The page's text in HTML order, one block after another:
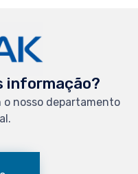
informação?
nosso departamento